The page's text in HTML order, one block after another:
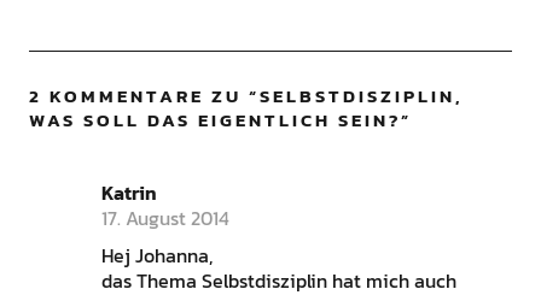
2 KOMMENTARE ZU “SELBSTDISZIPLIN,
WAS SOLL DAS EIGENTLICH SEIN?”
Katrin
17. August 2014
Hej Johanna,
das Thema Selbstdisziplin hat mich auch